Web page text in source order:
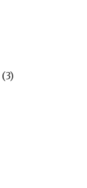
(3)